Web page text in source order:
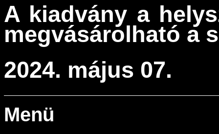
A kiadvány a
megvásárolható a
2024. május 07.
Menü